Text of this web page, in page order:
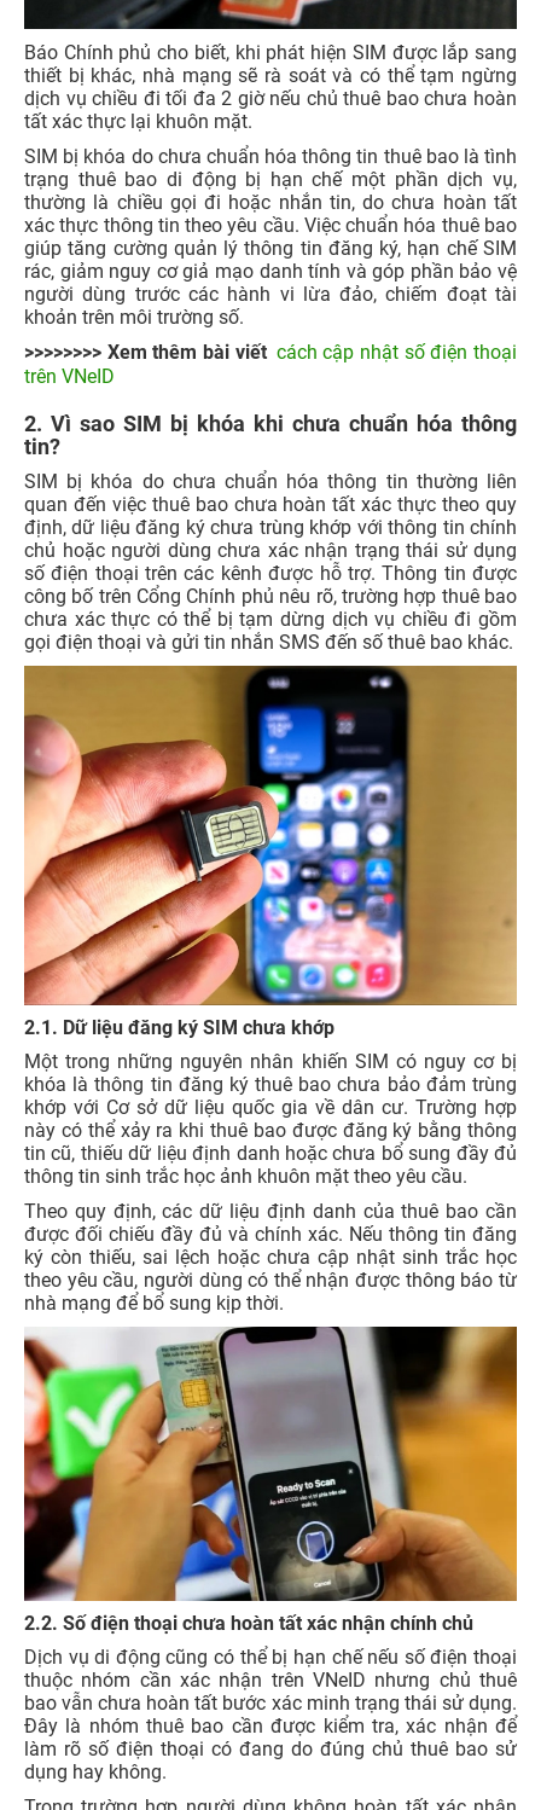
Báo Chính phủ cho biết, khi phát hiện SIM được lắp sang
thiết bị khác, nhà mạng sẽ rà soát và có thể tạm ngừng
dịch vụ chiều đi tối đa 2 giờ nếu chủ thuê bao chưa hoàn
tất xác thực lại khuôn mặt.
SIM bị khóa do chưa chuẩn hóa thông tin thuê bao là tình
trạng thuê bao di động bị hạn chế một phần dịch vụ,
thường là chiều gọi đi hoặc nhắn tin, do chưa hoàn tất
xác thực thông tin theo yêu cầu. Việc chuẩn hóa thuê bao
giúp tăng cường quản lý thông tin đăng ký, hạn chế SIM
rác, giảm nguy cơ giả mạo danh tính và góp phần bảo vệ
người dùng trước các hành vi lừa đảo, chiếm đoạt tài
khoản trên môi trường số.
>>>>>>>> Xem thêm bài viết cách cập nhật số điện thoại
trên VNeID
2. Vì sao SIM bị khóa khi chưa chuẩn hóa thông
tin?
SIM bị khóa do chưa chuẩn hóa thông tin thường liên
quan đến việc thuê bao chưa hoàn tất xác thực theo quy
định, dữ liệu đăng ký chưa trùng khớp với thông tin chính
chủ hoặc người dùng chưa xác nhận trạng thái sử dụng
số điện thoại trên các kênh được hỗ trợ. Thông tin được
công bố trên Cổng Chính phủ nêu rõ, trường hợp thuê bao
chưa xác thực có thể bị tạm dừng dịch vụ chiều đi gồm
gọi điện thoại và gửi tin nhắn SMS đến số thuê bao khác.
2.1. Dữ liệu đăng ký SIM chưa khớp
Một trong những nguyên nhân khiến SIM có nguy cơ bị
khóa là thông tin đăng ký thuê bao chưa bảo đảm trùng
khớp với Cơ sở dữ liệu quốc gia về dân cư. Trường hợp
này có thể xảy ra khi thuê bao được đăng ký bằng thông
tin cũ, thiếu dữ liệu định danh hoặc chưa bổ sung đầy đủ
thông tin sinh trắc học ảnh khuôn mặt theo yêu cầu.
Theo quy định, các dữ liệu định danh của thuê bao cần
được đối chiếu đầy đủ và chính xác. Nếu thông tin đăng
ký còn thiếu, sai lệch hoặc chưa cập nhật sinh trắc học
theo yêu cầu, người dùng có thể nhận được thông báo từ
nhà mạng để bổ sung kịp thời.
2.2. Số điện thoại chưa hoàn tất xác nhận chính chủ
Dịch vụ di động cũng có thể bị hạn chế nếu số điện thoại
thuộc nhóm cần xác nhận trên VNeID nhưng chủ thuê
bao vẫn chưa hoàn tất bước xác minh trạng thái sử dụng.
Đây là nhóm thuê bao cần được kiểm tra, xác nhận để
làm rõ số điện thoại có đang do đúng chủ thuê bao sử
dụng hay không.